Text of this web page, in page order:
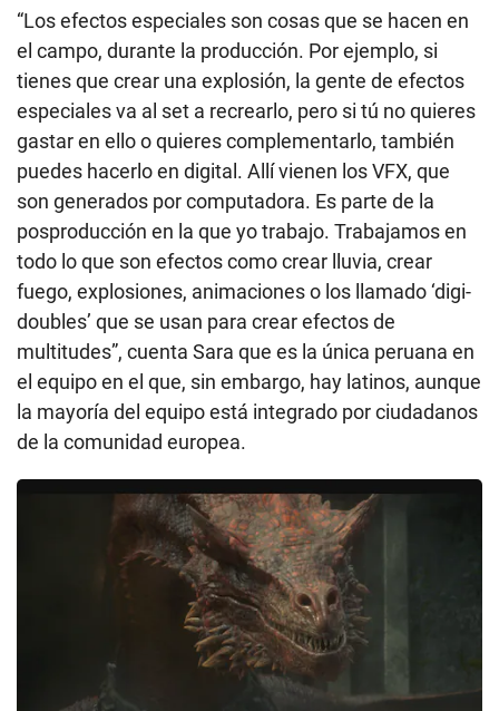
“Los efectos especiales son cosas que se hacen en
el campo, durante la producción. Por ejemplo, si
tienes que crear una explosión, la gente de efectos
especiales va al set a recrearlo, pero si tú no quieres
gastar en ello o quieres complementarlo, también
puedes hacerlo en digital. Allí vienen los VFX, que
son generados por computadora. Es parte de la
posproducción en la que yo trabajo. Trabajamos en
todo lo que son efectos como crear lluvia, crear
fuego, explosiones, animaciones o los llamado ‘digi-
doubles’ que se usan para crear efectos de
multitudes”, cuenta Sara que es la única peruana en
el equipo en el que, sin embargo, hay latinos, aunque
la mayoría del equipo está integrado por ciudadanos
de la comunidad europea.